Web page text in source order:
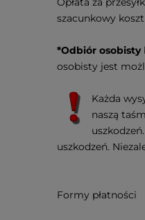
szacunkowy
*Odbiór osobisty
osobisty jest
Każda
naszą
uszkodzeń.
Formy płatności